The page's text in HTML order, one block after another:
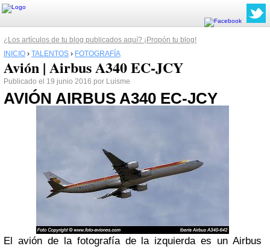
¿Los artículos de tu blog publicados aquí? ¡Propón tu blog!
INICIO › TALENTOS › FOTOGRAFÍA
Avión | Airbus A340 EC-JCY
Publicado el 19 junio 2016 por Luisme
AVIÓN AIRBUS A340 EC-JCY
El avión de la fotografía de la izquierda es un Airbus